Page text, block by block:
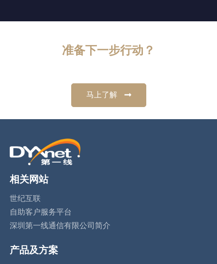
准备下一步行动？
马上了解
相关网站
世纪互联
自助客户服务平台
深圳第一线通信有限公司简介
产品及方案